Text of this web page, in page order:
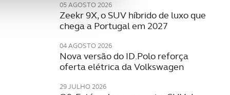
de análise, com parceiros
com o seu
sua experiência de
05 AGOSTO 2026
Zeekr 9X, o SUV híbrido de luxo que
chega a Portugal em 2027
04 AGOSTO 2026
Nova versão do ID.Polo reforça
oferta elétrica da Volkswagen
29 JULHO 2026